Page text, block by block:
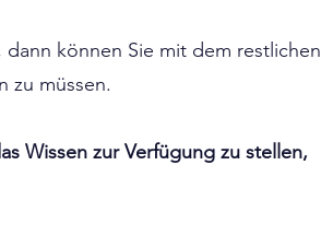
können Sie mit dem restlichen
zu müssen.
Wissen zur Verfügung zu stellen,